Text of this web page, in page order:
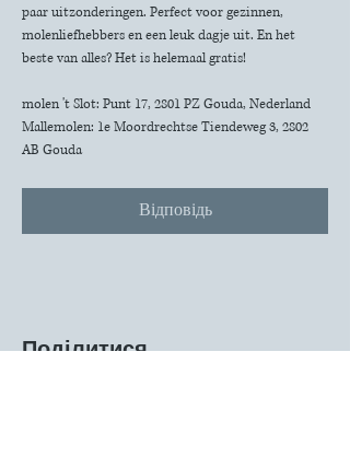
paar uitzonderingen. Perfect voor gezinnen,
molenliefhebbers en een leuk dagje uit. En het
beste van alles? Het is helemaal gratis!
molen 't Slot: Punt 17, 2801 PZ Gouda, Nederland
Mallemolen: 1e Moordrechtse Tiendeweg 3, 2802
AB Gouda
Відповідь
Поділитися